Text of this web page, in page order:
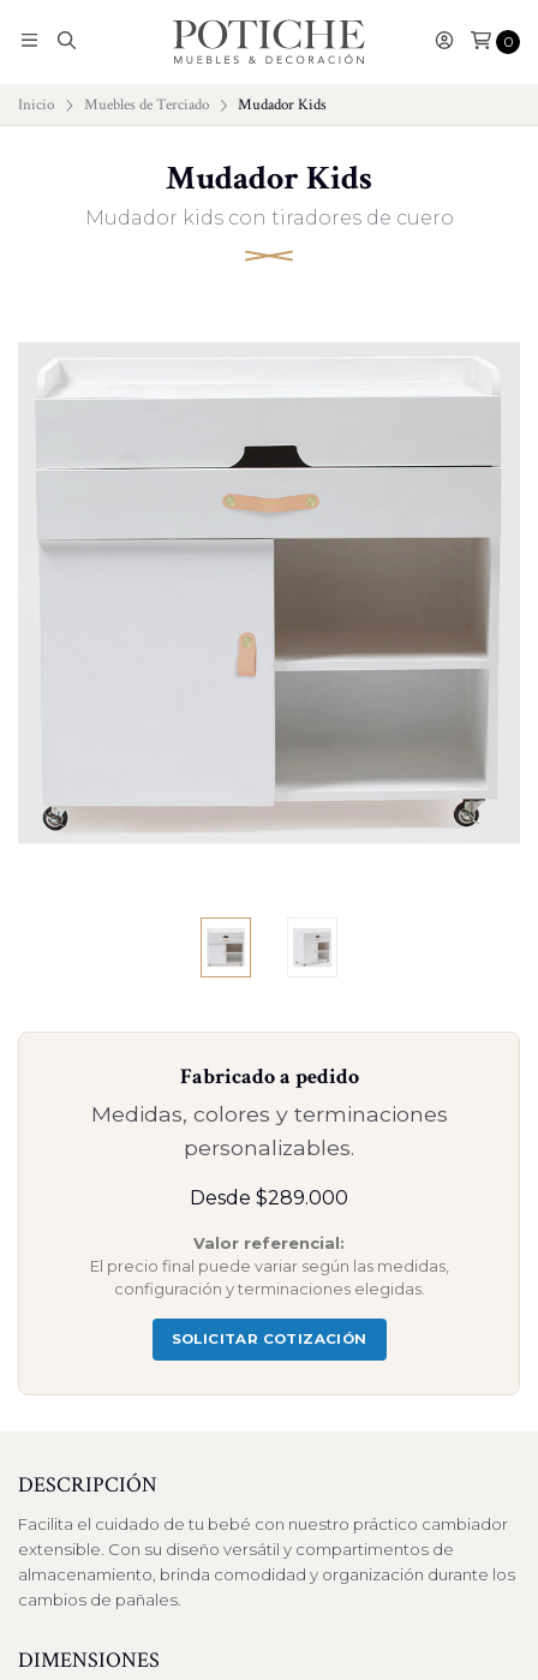
0
Inicio Muebles de Terciado Mudador Kids
Mudador Kids
Mudador kids con tiradores de cuero
Fabricado a pedido
Medidas, colores y terminaciones
personalizables.
Desde $289.000
Valor referencial:
El precio final puede variar según las medidas,
configuración y terminaciones elegidas.
SOLICITAR COTIZACIÓN
DESCRIPCIÓN
Facilita el cuidado de tu bebé con nuestro práctico cambiador
extensible. Con su diseño versátil y compartimentos de
almacenamiento, brinda comodidad y organización durante los
cambios de pañales.
DIMENSIONES